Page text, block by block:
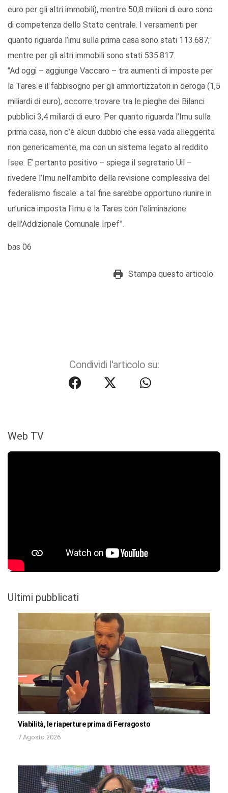
euro per gli altri immobili), mentre 50,8 milioni di euro sono
di competenza dello Stato centrale. I versamenti per
quanto riguarda l’imu sulla prima casa sono stati 113.687;
mentre per gli altri immobili sono stati 535.817.
"Ad oggi – aggiunge Vaccaro – tra aumenti di imposte per
la Tares e il fabbisogno per gli ammortizzatori in deroga (1,5
miliardi di euro), occorre trovare tra le pieghe dei Bilanci
pubblici 3,4 miliardi di euro. Per quanto riguarda l’Imu sulla
prima casa, non c’è alcun dubbio che essa vada alleggerita
non genericamente, ma con un sistema legato al reddito
Isee. E’ pertanto positivo – spiega il segretario Uil –
rivedere l’Imu nell’ambito della revisione complessiva del
federalismo fiscale: a tal fine sarebbe opportuno riunire in
un’unica imposta l'Imu e la Tares con l'eliminazione
dell'Addizionale Comunale Irpef”.
bas 06
Stampa questo articolo
Condividi l'articolo su:
Web TV
Ultimi pubblicati
Viabilità, le riaperture prima di Ferragosto
7 Agosto 2026